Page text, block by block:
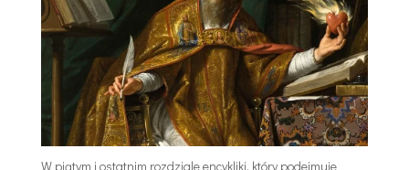
W piątym i ostatnim rozdziale encykliki, który podejmuje